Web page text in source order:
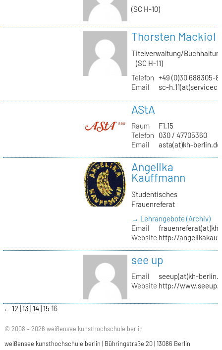
(SC H-10)
Thorsten Mackiol
Titelverwaltung/
(SC H-11)
Telefon +49 (0)30 688305-
Email
sc-
AStA
Raum
F1.15
Telefon
030 / 47705360
Email
asta(at)kh-berlin.de
Angelika
Kauffmann
Studentisches
Frauenreferat
→ Lehrangebote (Archiv)
Email
Website http://
see up
Email
seeup(at)kh-
Website http://
← 12 13 14 15 16
© 2008 – 2026 weißensee kunsthochschule berlin
weißensee kunsthochschule berlin | Bühringstraße 20 | 13086 Berlin